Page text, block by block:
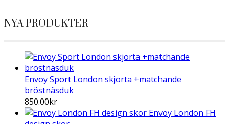
NYA PRODUKTER
Envoy Sport London skjorta +matchande
bröstnäsduk
850.00kr
Envoy London FH